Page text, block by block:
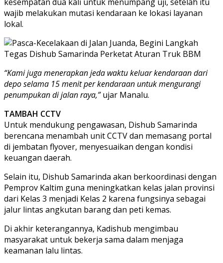
wajib melakukan mutasi kendaraan ke lokasi layanan
lokal.
“Kami juga menerapkan jeda waktu keluar kendaraan dari
depo selama 15 menit per kendaraan untuk mengurangi
penumpukan di jalan raya,”ujar Manalu.
TAMBAH CCTV
Untuk mendukung pengawasan, Dishub Samarinda
berencana menambah unit CCTV dan memasang portal
di jembatan flyover, menyesuaikan dengan kondisi
keuangan daerah.
Selain itu, Dishub Samarinda akan berkoordinasi dengan
Pemprov Kaltim guna meningkatkan kelas jalan provinsi
dari Kelas 3 menjadi Kelas 2 karena fungsinya sebagai
jalur lintas angkutan barang dan peti kemas.
Di akhir keterangannya, Kadishub mengimbau
masyarakat untuk bekerja sama dalam menjaga
keamanan lalu lintas.